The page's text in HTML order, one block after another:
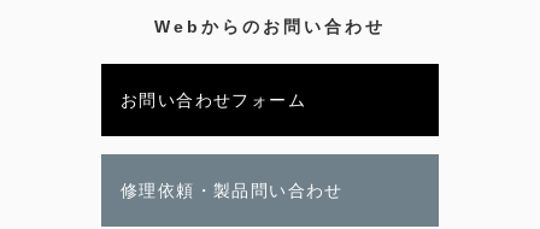
Webからのお問い合わせ
お問い合わせフォーム
修理依頼・製品問い合わせ